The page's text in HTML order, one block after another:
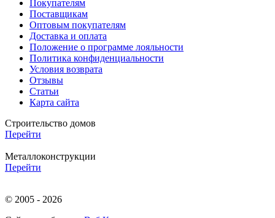
Покупателям
Поставщикам
Оптовым покупателям
Доставка и оплата
Положение о программе лояльности
Политика конфиденциальности
Условия возврата
Отзывы
Статьи
Карта сайта
Строительство домов
Перейти
Металлоконструкции
Перейти
© 2005 - 2026